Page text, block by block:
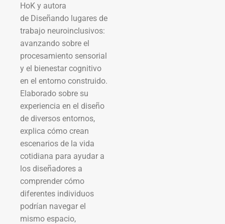
HoK y autora
de Diseñando lugares de
trabajo neuroinclusivos:
avanzando sobre el
procesamiento sensorial
y el bienestar cognitivo
en el entorno construido.
Elaborado sobre su
experiencia en el diseño
de diversos entornos,
explica cómo crean
escenarios de la vida
cotidiana para ayudar a
los diseñadores a
comprender cómo
diferentes individuos
podrían navegar el
mismo espacio,